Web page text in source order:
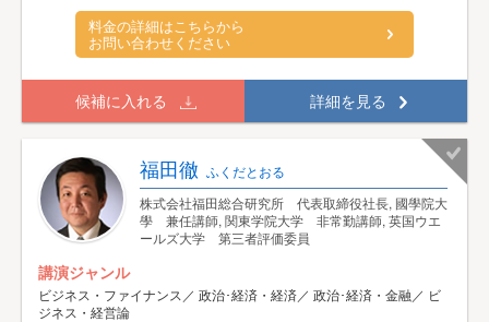
料金の詳細はこちらから
お問い合わせください
候補に入れる 詳細を見る
福田徹 ふくだとおる
株式会社福田総合研究所 代表取締役社長, 國學院大
學 兼任講師, 関東学院大学 非常勤講師, 英国ウエ
ールズ大学 第三者評価委員
講演ジャンル
ビジネス・ファイナンス／ 政治･経済・経済／ 政治･経済・金融／ ビ
ジネス・経営論